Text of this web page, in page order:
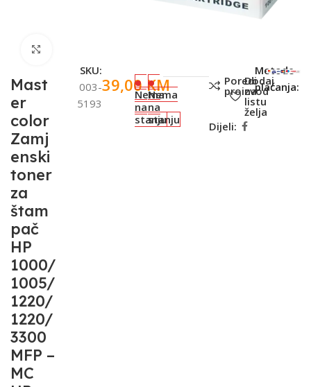
Mast
er
color
Zamj
enski
toner
za
štam
pač
HP
1000/
1005/
1220/
1220/
3300
MFP –
MC
SKU:
003-
5193
39,00KM
Nema
na
stanju
Nema
na
stanju
Poredi
proizvod
Dodaj
na
listu
želja
Dijeli:
Metode
plaćanja: